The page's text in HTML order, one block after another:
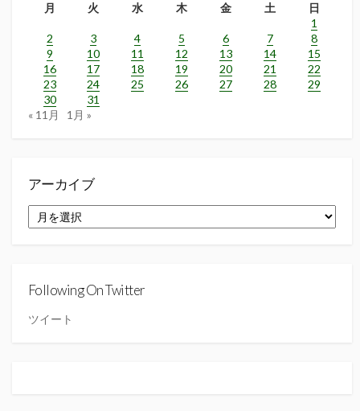
月
火 水 木 金 土
日
1
2
3 4 5 6 7
8
9
10 11 12 13 14
15
16
17 18 19 20 21
22
23
24 25 26 27 28
29
30
31
« 11月
1月 »
アーカイブ
ー
Following On Twitter
ツイート